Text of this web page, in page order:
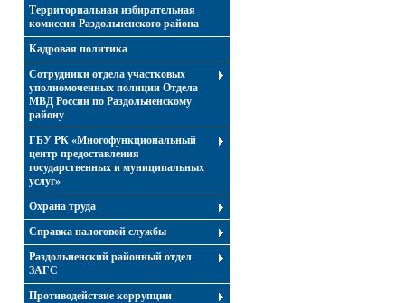
Территориальная избирательная
комиссия Раздольненского района
Кадровая политика
Сотрудники отдела участковых
уполномоченных полиции Отдела
МВД России по Раздольненскому
району
ГБУ РК «Многофункциональный
центр предоставления
государственных и муниципальных
услуг»
Охрана труда
Справка налоговой службы
Раздольненский районный отдел
ЗАГС
Противодействие коррупции